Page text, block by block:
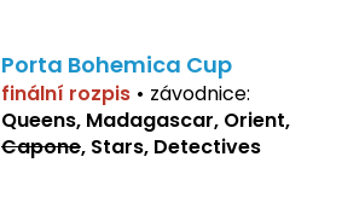
Porta Bohemica Cup
finální rozpis • závodnice:
Queens, Madagascar, Orient,
Capone, Stars, Detectives